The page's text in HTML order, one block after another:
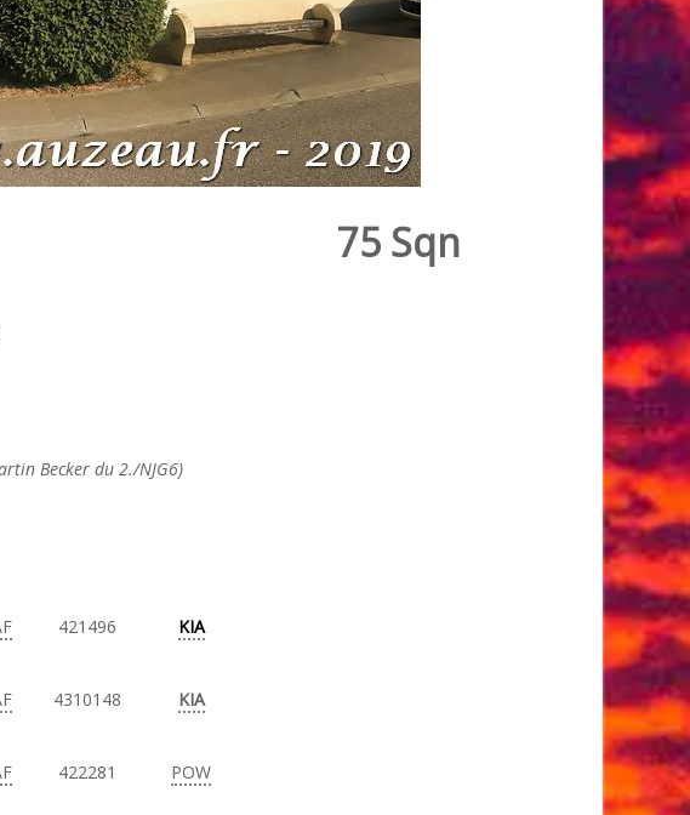
75 Sqn
Becker du 2./NJG6)
421496 KIA
4310148 KIA
422281 POW